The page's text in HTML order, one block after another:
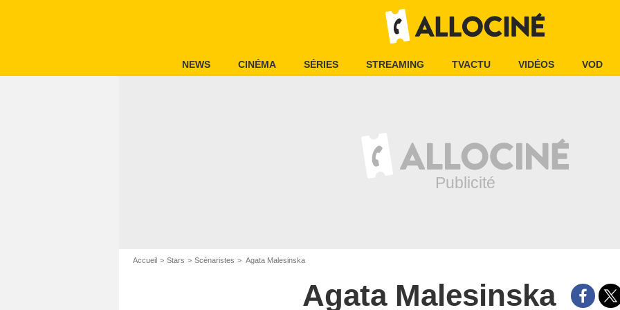
NEWS CINÉMA SÉRIES STREAMING TVACTU VIDÉOS VOD
Accueil Stars Scénaristes Agata Malesinska
Agata Malesinska